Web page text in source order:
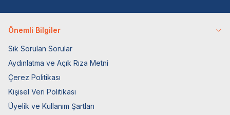
Önemli Bilgiler
Sık Sorulan Sorular
Aydınlatma ve Açık Rıza Metni
Çerez Politikası
Kişisel Veri Politikası
Üyelik ve Kullanım Şartları